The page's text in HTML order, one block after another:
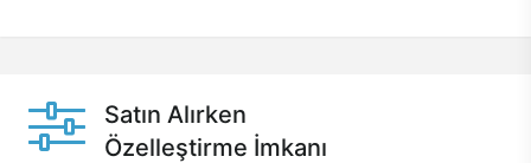
Satın Alırken
Özelleştirme İmkanı